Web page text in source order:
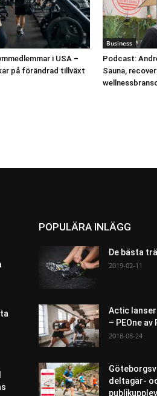
i USA –
på förändrad tillväxt
Business
Podcast:
Sauna,
POPULÄRA INLÄGG
De bästa
2019-02-11
Actic
– PEOne
2018-08-24
deltagar-